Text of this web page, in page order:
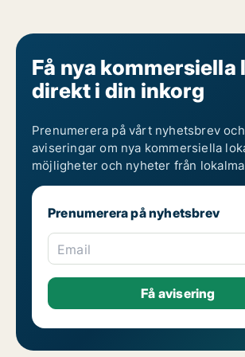
Få nya kommersiella
direkt i din inkorg
Prenumerera på vårt nyhetsbrev
aviseringar om nya kommersiella
möjligheter och nyheter från
Prenumerera på nyhetsbrev
Email